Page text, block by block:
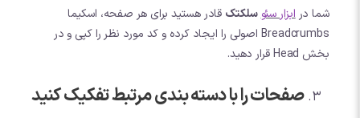
شما درابزار سئوسلکتک قادر هستید برای هر صفحه، اسکیما
Breadcrumbs اصولی را ایجاد کرده و کد مورد نظر را کپی و در
بخش Head قرار دهید.
صفحات را با دسته بندی مرتبط تفکیک کنید